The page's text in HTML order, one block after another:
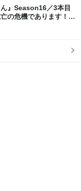
』Season16／3本目
の危機であります！ -